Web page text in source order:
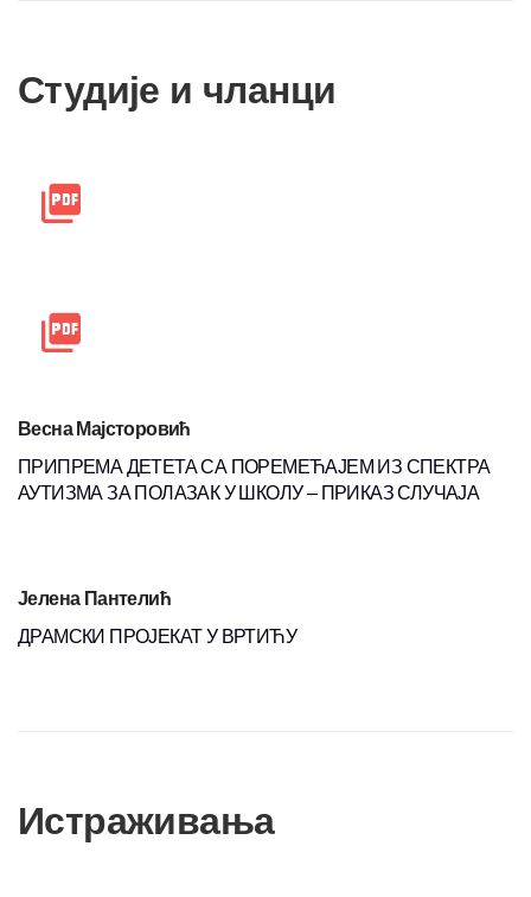
Студије и чланци
Весна Мајсторовић
ПРИПРЕМА ДЕТЕТА СА ПОРЕМЕЋАЈЕМ ИЗ СПЕКТРА
АУТИЗМА ЗА ПОЛАЗАК У ШКОЛУ – ПРИКАЗ СЛУЧАЈА
Јелена Пантелић
ДРАМСКИ ПРОЈЕКАТ У ВРТИЋУ
Истраживања